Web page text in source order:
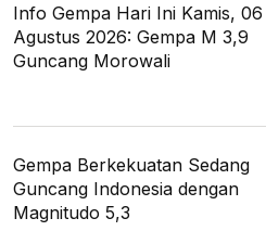
Info Gempa Hari Ini Kamis, 06
Agustus 2026: Gempa M 3,9
Guncang Morowali
Gempa Berkekuatan Sedang
Guncang Indonesia dengan
Magnitudo 5,3